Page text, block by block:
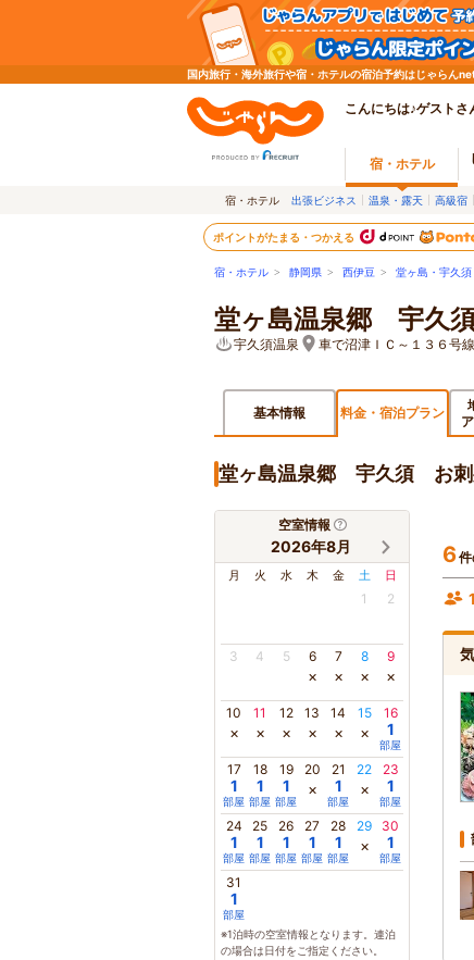
国内旅行・海外旅行や宿・ホテルの宿泊予約はじゃらん
こんにちは♪ゲストさ
宿・ホテル
宿・ホテル 出張ビジネス 温泉・露天 高級宿
ポイントがたまる・つかえる
宿・ホテル > 静岡県 > 西伊豆 > 堂ヶ島・宇久須
堂ヶ島温泉郷 宇久
宇久須温泉 車で沼津ＩＣ～１３６号
基本情報 料金・宿泊プラン
堂ヶ島温泉郷 宇久須 お刺
空室情報
2026年8月
月 火 水 木 金 土 日
1 2
3 4 5 6
×
7
×
8
×
9
×
10
×
11
×
12
×
13
×
14
×
15
×
16
1
部屋
17
1
部屋
18
1
部屋
19
1
部屋
20
×
21
1
部屋
22
×
23
1
部屋
24
1
部屋
25
1
部屋
26
1
部屋
27
1
部屋
28
1
部屋
29
×
30
1
部屋
31
1
部屋
※1泊時の空室情報となります。連泊
の場合は日付をご指定ください。
6件
1